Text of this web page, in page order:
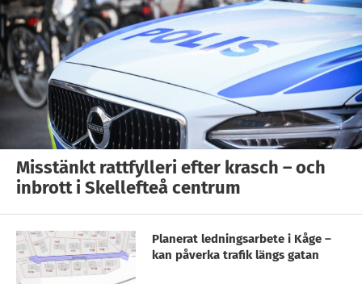
Misstänkt rattfylleri efter krasch – och
inbrott i Skellefteå centrum
Planerat ledningsarbete i Kåge –
kan påverka trafik längs gatan